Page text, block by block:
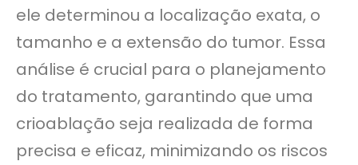
ele determinou a localização exata, o
tamanho e a extensão do tumor. Essa
análise é crucial para o planejamento
do tratamento, garantindo que uma
crioablação seja realizada de forma
precisa e eficaz, minimizando os riscos